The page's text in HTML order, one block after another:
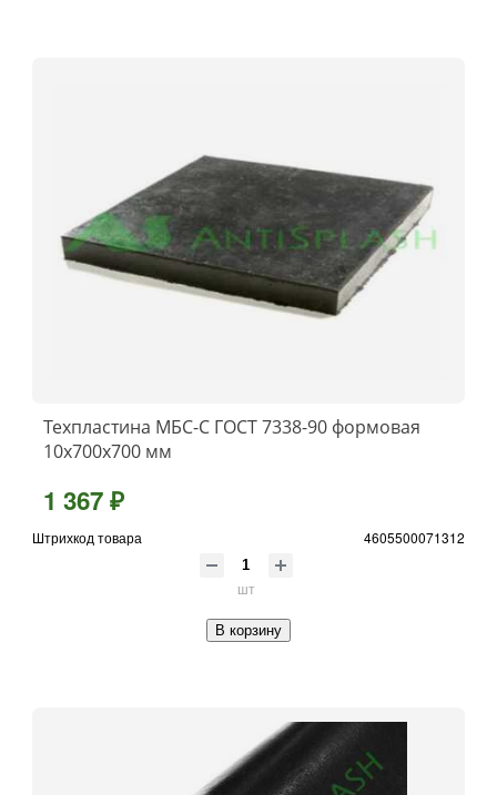
Техпластина МБС-C ГОСТ 7338-90 формовая
10x700х700 мм
1 367 ₽
Штрихкод товара 4605500071312
шт
В корзину